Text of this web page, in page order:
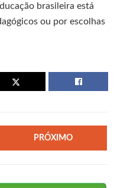
brasileira está
ou por escolhas
PRÓXIMO